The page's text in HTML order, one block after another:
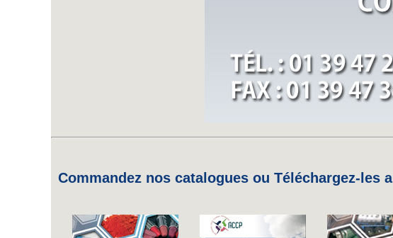
Commandez nos catalogues ou Téléchargez-les